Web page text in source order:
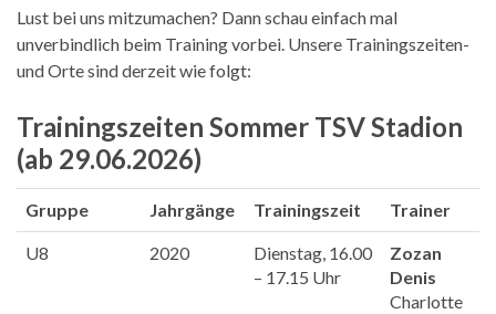
Lust bei uns mitzumachen? Dann schau einfach mal
unverbindlich beim Training vorbei. Unsere Trainingszeiten-
und Orte sind derzeit wie folgt:
Trainingszeiten Sommer TSV Stadion
(ab 29.06.2026)
Gruppe Jahrgänge Trainingszeit Trainer
U8 2020
Dienstag, 16.00
– 17.15 Uhr
Zozan
Denis
Charlotte